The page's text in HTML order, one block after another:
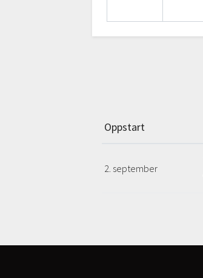
Oppstart
2. september